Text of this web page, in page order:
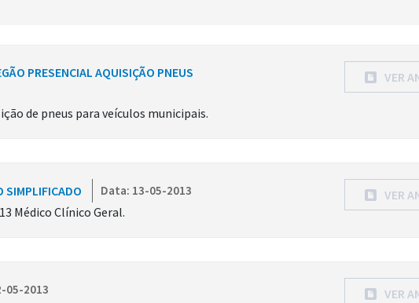
PRESENCIAL AQUISIÇÃO PNEUS
de pneus para veículos municipais.
VER
SIMPLIFICADO Data: 13-05-2013
Médico Clínico Geral.
VER
05-2013 VER